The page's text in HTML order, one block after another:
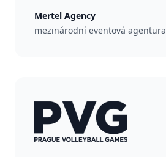
Mertel Agency
mezinárodní eventová agentura